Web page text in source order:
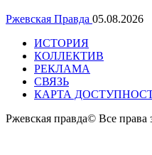
Ржевская Правда 05.08.2026
ИСТОРИЯ
КОЛЛЕКТИВ
РЕКЛАМА
СВЯЗЬ
КАРТА
Ржевская правда© Все